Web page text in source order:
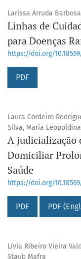
Larissa Arruda
Linhas de
para Doenças
https://doi.org/
PDF
Laura Cordeiro
Silva, Maria
A judicialização
Domiciliar
Saúde
https://doi.org/
PDF PDF
Lívia Ribeiro Vieira
Staub Mafra